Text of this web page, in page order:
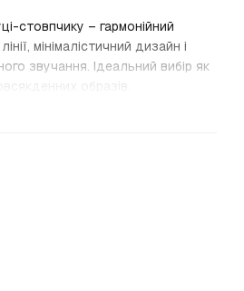
стовпчику – гармонійний
мінімалістичний дизайн і
звучання. Ідеальний вибір як
образів.